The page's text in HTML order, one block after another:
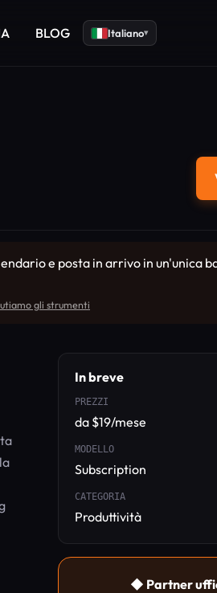
BLOG Italiano▾
e posta in arrivo in un'unica
gli strumenti
In breve
PREZZI
da $19/mese
MODELLO
Subscription
CATEGORIA
Produttività
◆ Partner